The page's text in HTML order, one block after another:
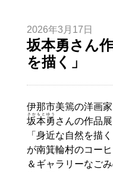
2026年3月17日
坂本勇さん
を描く」
伊那市美篶の洋画家
坂本
さかもと
勇
ゆう
さんの作品展
「身近な自然を描く
が南箕輪村のコー
＆ギャラリーなご